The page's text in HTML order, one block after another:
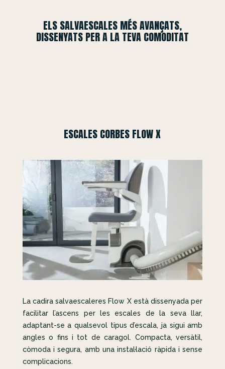
ELS SALVAESCALES MÉS AVANÇATS,
DISSENYATS PER A LA TEVA COMODITAT
ESCALES CORBES FLOW X
La cadira salvaescaleres Flow X està dissenyada per
facilitar l’ascens per les escales de la seva llar,
adaptant-se a qualsevol tipus d’escala, ja sigui amb
angles o fins i tot de caragol. Compacta, versàtil,
còmoda i segura, amb una instal·lació ràpida i sense
complicacions.